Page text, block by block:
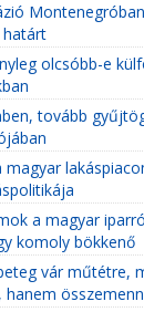
határt
olcsóbb-e
tovább
a magyar
komoly bökkenő
vár műtétre,
hanem